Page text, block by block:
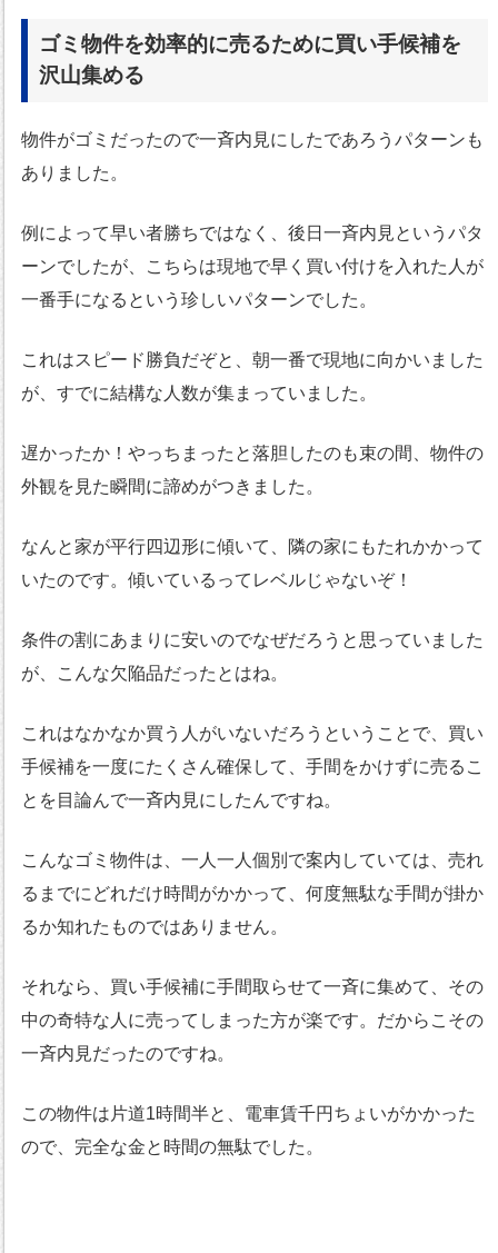
ゴミ物件を効率的に売るために買い手候補を
沢山集める
物件がゴミだったので一斉内見にしたであろうパターンも
ありました。
例によって早い者勝ちではなく、後日一斉内見というパタ
ーンでしたが、こちらは現地で早く買い付けを入れた人が
一番手になるという珍しいパターンでした。
これはスピード勝負だぞと、朝一番で現地に向かいました
が、すでに結構な人数が集まっていました。
遅かったか！やっちまったと落胆したのも束の間、物件の
外観を見た瞬間に諦めがつきました。
なんと家が平行四辺形に傾いて、隣の家にもたれかかって
いたのです。傾いているってレベルじゃないぞ！
条件の割にあまりに安いのでなぜだろうと思っていました
が、こんな欠陥品だったとはね。
これはなかなか買う人がいないだろうということで、買い
手候補を一度にたくさん確保して、手間をかけずに売るこ
とを目論んで一斉内見にしたんですね。
こんなゴミ物件は、一人一人個別で案内していては、売れ
るまでにどれだけ時間がかかって、何度無駄な手間が掛か
るか知れたものではありません。
それなら、買い手候補に手間取らせて一斉に集めて、その
中の奇特な人に売ってしまった方が楽です。だからこその
一斉内見だったのですね。
この物件は片道1時間半と、電車賃千円ちょいがかかった
ので、完全な金と時間の無駄でした。